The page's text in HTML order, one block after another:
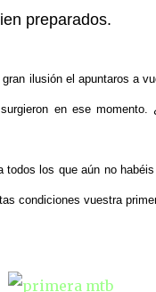
preparados.
ilusión el apuntaros a
en ese
los que aún no
condiciones vuestra